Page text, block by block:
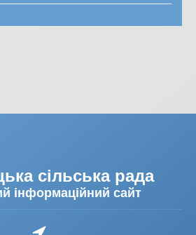
сільська рада
інформаційний сайт